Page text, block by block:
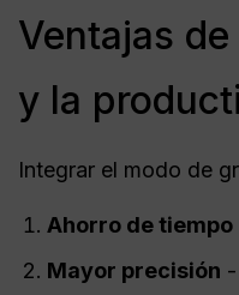
Ventajas
y la
Integrar el modo de
Ahorro de tiempo
Mayor precisión